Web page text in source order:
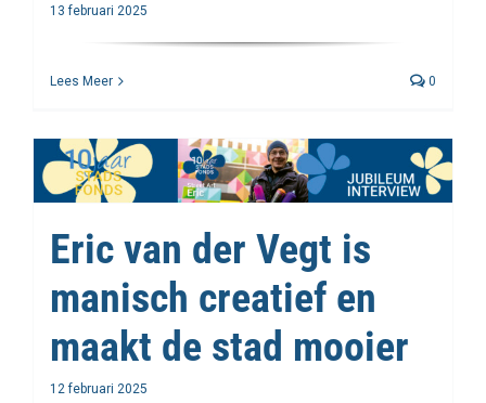
13 februari 2025
Lees Meer 0
Eric van der Vegt is
manisch creatief en
maakt de stad mooier
12 februari 2025